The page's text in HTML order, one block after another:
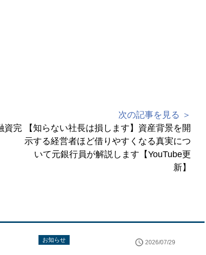
資完
次の記事を見る ＞
【知らない社長は損します】資産背景を開
示する経営者ほど借りやすくなる真実につ
いて元銀行員が解説します【YouTube更
新】
お知らせ 2026/07/29